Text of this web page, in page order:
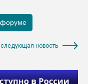
следующая новость